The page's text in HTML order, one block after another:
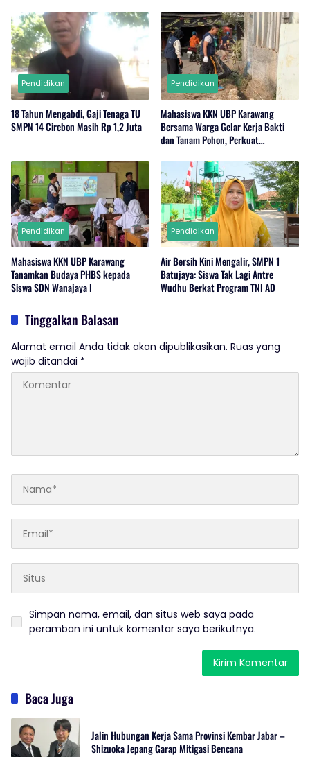
Pendidikan
18 Tahun Mengabdi, Gaji Tenaga TU
SMPN 14 Cirebon Masih Rp 1,2 Juta
Pendidikan
Mahasiswa KKN UBP Karawang
Bersama Warga Gelar Kerja Bakti
dan Tanam Pohon, Perkuat
Pendidikan
Mahasiswa KKN UBP Karawang
Tanamkan Budaya PHBS kepada
Siswa SDN Wanajaya I
Pendidikan
Air Bersih Kini Mengalir, SMPN 1
Batujaya: Siswa Tak Lagi Antre
Wudhu Berkat Program TNI AD
Tinggalkan Balasan
Alamat email Anda tidak akan dipublikasikan. Ruas yang
wajib ditandai *
Simpan nama, email, dan situs web saya pada
peramban ini untuk komentar saya berikutnya.
Baca Juga
Jalin Hubungan Kerja Sama Provinsi Kembar Jabar –
Shizuoka Jepang Garap Mitigasi Bencana